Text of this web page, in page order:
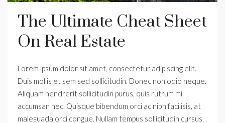
The Ultimate Cheat Sheet
On Real Estate
Lorem ipsum dolor sit amet, consectetur adipiscing elit.
Duis mollis et sem sed sollicitudin. Donec non odio neque.
Aliquam hendrerit sollicitudin purus, quis rutrum mi
accumsan nec. Quisque bibendum orci ac nibh facilisis, at
malesuada orci congue. Nullam tempus sollicitudin cursus.